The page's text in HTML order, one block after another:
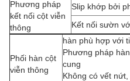
Phương pháp
kết nối cột viễn
thông
Slip khớp bởi
Kết nối sườn
Phối hàn cột
viễn thông
hàn phù hợp với
Phương pháp
cung
Không có vết